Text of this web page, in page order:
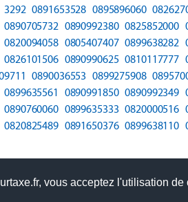
vous acceptez l'utilisation
3292 0891653528 0895896060
0890705732 0890992380 0825852000
0820094058 0805407407 0899638282
0826101506 0890990625 0810117777
0890036553 0899275908
0899635561 0890991850 0890992349
0890760060 0899635333 0820000516
0820825489 0891650376 0899638110